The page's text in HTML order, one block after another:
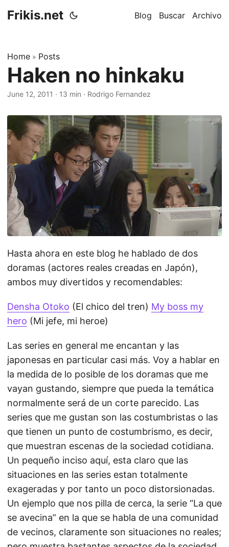
Frikis.net Blog Buscar Archivo
Home » Posts
Haken no hinkaku
June 12, 2011 · 13 min · Rodrigo Fernandez
Hasta ahora en este blog he hablado de dos
doramas (actores reales creadas en Japón),
ambos muy divertidos y recomendables:
Densha Otoko (El chico del tren) My boss my
hero (Mi jefe, mi heroe)
Las series en general me encantan y las
japonesas en particular casi más. Voy a hablar en
la medida de lo posible de los doramas que me
vayan gustando, siempre que pueda la temática
normalmente será de un corte parecido. Las
series que me gustan son las costumbristas o las
que tienen un punto de costumbrismo, es decir,
que muestran escenas de la sociedad cotidiana.
Un pequeño inciso aquí, esta claro que las
situaciones en las series estan totalmente
exageradas y por tanto un poco distorsionadas.
Un ejemplo que nos pilla de cerca, la serie “La que
se avecina” en la que se habla de una comunidad
de vecinos, claramente son situaciones no reales;